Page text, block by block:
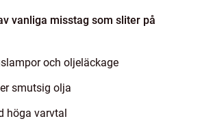
vanliga misstag som sliter på
och oljeläckage
smutsig olja
höga varvtal